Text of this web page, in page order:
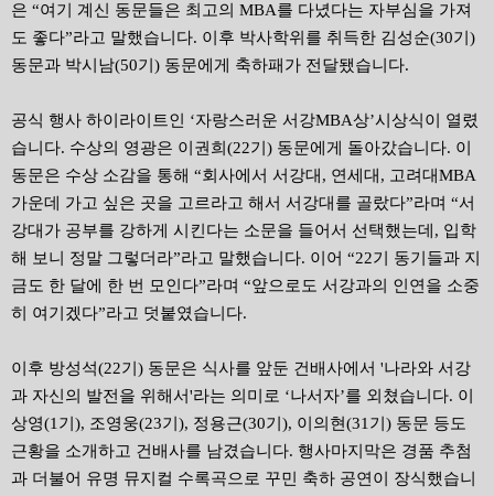
은 “여기 계신 동문들은 최고의 MBA를 다녔다는 자부심을 가져
도 좋다”라고 말했습니다. 이후 박사학위를 취득한 김성순(30기)
동문과 박시남(50기) 동문에게 축하패가 전달됐습니다.
공식 행사 하이라이트인 ‘자랑스러운 서강MBA상’시상식이 열렸
습니다. 수상의 영광은 이권희(22기) 동문에게 돌아갔습니다. 이
동문은 수상 소감을 통해 “회사에서 서강대, 연세대, 고려대MBA
가운데 가고 싶은 곳을 고르라고 해서 서강대를 골랐다”라며 “서
강대가 공부를 강하게 시킨다는 소문을 들어서 선택했는데, 입학
해 보니 정말 그렇더라”라고 말했습니다. 이어 “22기 동기들과 지
금도 한 달에 한 번 모인다”라며 “앞으로도 서강과의 인연을 소중
히 여기겠다”라고 덧붙였습니다.
이후 방성석(22기) 동문은 식사를 앞둔 건배사에서 '나라와 서강
과 자신의 발전을 위해서'라는 의미로 ‘나서자’를 외쳤습니다. 이
상영(1기), 조영웅(23기), 정용근(30기), 이의현(31기) 동문 등도
근황을 소개하고 건배사를 남겼습니다. 행사마지막은 경품 추첨
과 더불어 유명 뮤지컬 수록곡으로 꾸민 축하 공연이 장식했습니